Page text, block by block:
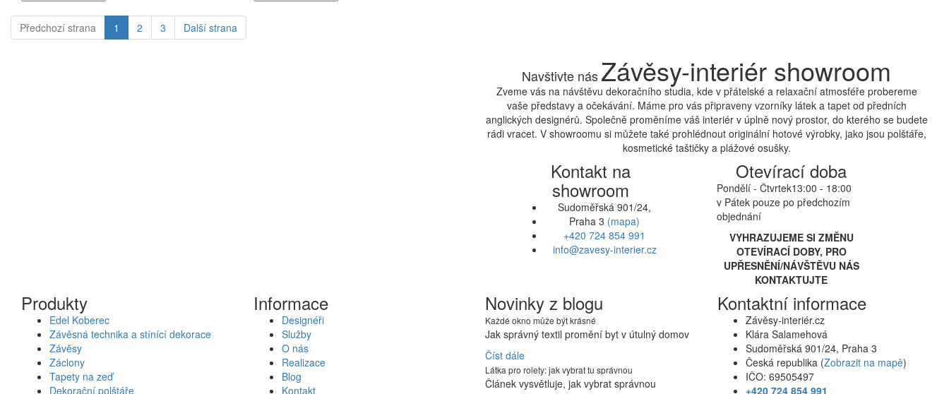
Předchozí strana 1 2 3 Další strana
Navštivte násZávěsy-interiér showroom
Zveme vás na návštěvu dekoračního studia, kde v přátelské a relaxační atmosféře probereme
vaše představy a očekávání. Máme pro vás připraveny vzorníky látek a tapet od předních
anglických designérů. Společně proměníme váš interiér v úplně nový prostor, do kterého se budete
rádi vracet. V showroomu si můžete také prohlédnout originální hotové výrobky, jako jsou polštáře,
kosmetické taštičky a plážové osušky.
Kontakt na
showroom
Sudoměřská 901/24,
Praha 3 (mapa)
+420 724 854 991
info@zavesy-interier.cz
Otevírací doba
Pondělí - Čtvrtek13:00 - 18:00
v Pátek pouze po předchozím
objednání
VYHRAZUJEME SI ZMĚNU
OTEVÍRACÍ DOBY, PRO
UPŘESNĚNÍ/NÁVŠTĚVU NÁS
KONTAKTUJTE
Produkty
Edel Koberec
Závěsná technika a stínící dekorace
Závěsy
Záclony
Tapety na zeď
Dekorační polštáře
Informace
Designéři
Služby
O nás
Realizace
Blog
Kontakt
Novinky z blogu
Každé okno může být krásné
Jak správný textil promění byt v útulný domov
Číst dále
Látka pro rolety: jak vybrat tu správnou
Článek vysvětluje, jak vybrat správnou
Kontaktní informace
Závěsy-interiér.cz
Klára Salamehová
Sudoměřská 901/24, Praha 3
Česká republika (Zobrazit na mapě)
IČO: 69505497
+420 724 854 991